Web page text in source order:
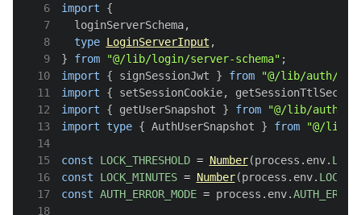
6
import
{
7
  loginServerSchema
,
8
type LoginServerInput ,
9
} from "@/lib/login/server-schema" ;
10
import { signSessionJwt } from
"@/lib/auth/
11
import { setSessionCookie,
12
import { getUserSnapshot } from
"@/lib/auth/
13
import type { AuthUserSnapshot } from
"@/lib/
14
15
const LOCK_THRESHOLD = Number(process . env.
16
const LOCK_MINUTES = Number(process . env.
17
const AUTH_ERROR_MODE = process . env.
18